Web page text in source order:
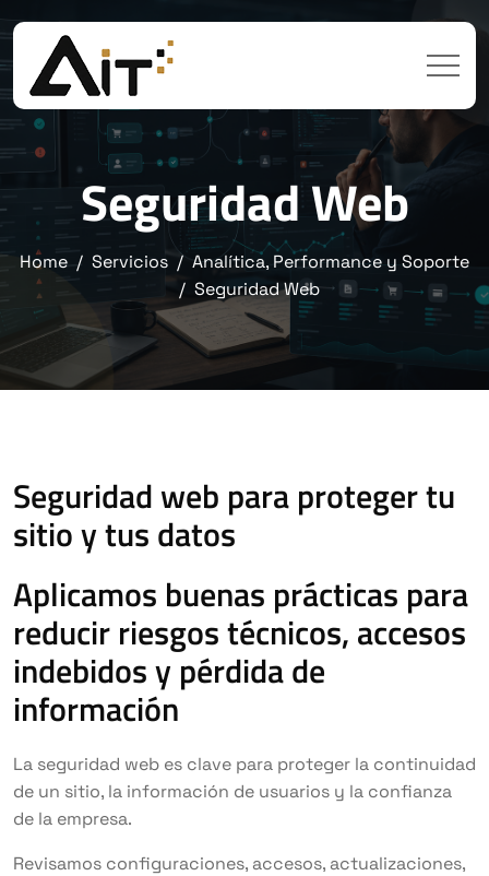
Seguridad Web
Home Servicios
Analítica, Performance y Soporte
Seguridad Web
Seguridad web para proteger tu
sitio y tus datos
Aplicamos buenas prácticas para
reducir riesgos técnicos, accesos
indebidos y pérdida de
información
La seguridad web es clave para proteger la continuidad
de un sitio, la información de usuarios y la confianza
de la empresa.
Revisamos configuraciones, accesos, actualizaciones,